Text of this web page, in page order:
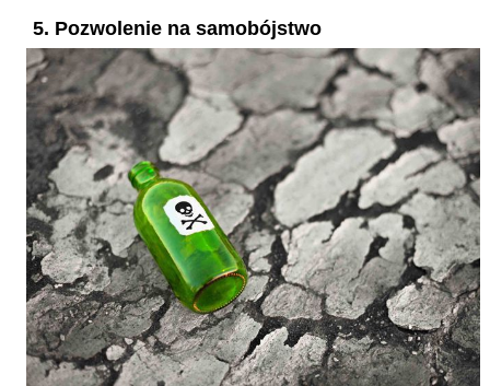
5. Pozwolenie na samobójstwo